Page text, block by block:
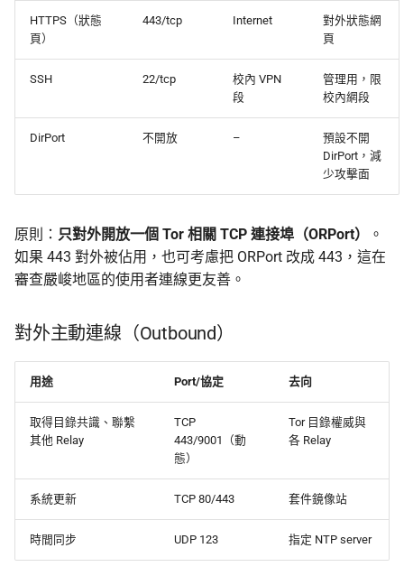
HTTPS（狀態
頁）
443/tcp Internet
對外狀態網
頁
SSH 22/tcp
校內 VPN
段
管理用，限
校內網段
DirPort 不開放 –
預設不開
DirPort，減
少攻擊面
原則： 只對外開放一個 Tor 相關 TCP 連接埠（ORPort）
。
如果 443 對外被佔用，也可考慮把 ORPort 改成 443，這在
審查嚴峻地區的使用者連線更友善。
對外主動連線（Outbound）
用途 Port/協定 去向
取得目錄共識、聯繫
其他 Relay
TCP
443/9001（動
態）
Tor 目錄權威與
各 Relay
系統更新 TCP 80/443 套件鏡像站
時間同步 UDP 123 指定 NTP server